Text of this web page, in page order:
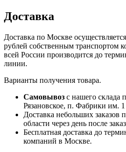
Доставка
Доставка по Москве
рублей собственным транспортом
всей России производится до
линии.
Варианты получения товара.
Самовывоз с нашего склада
Рязановское, п. Фабрики им.
Доставка небольших заказов
области через день после
Бесплатная доставка до
компаний в Москве.